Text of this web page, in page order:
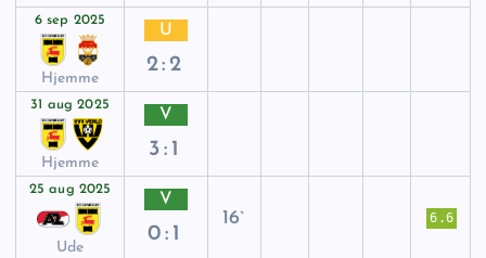
6 sep 2025
Hjemme
U
2:2
31 aug 2025
Hjemme
V
3:1
25 aug 2025
Ude
V
0:1
16` 6.6